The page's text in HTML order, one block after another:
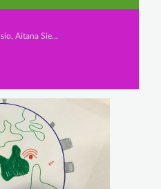
Secundaria, María Regueiro Asensio, Aitana Sierra Ferreiro y Ana Regueiro Asensio